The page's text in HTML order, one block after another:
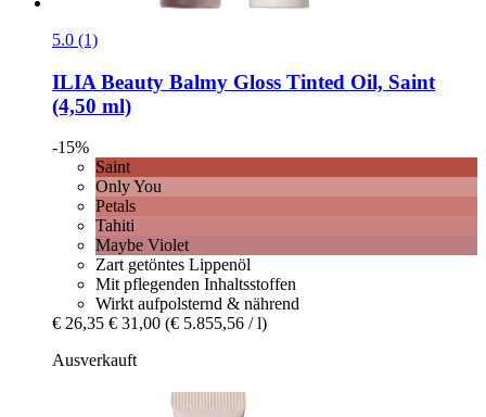
5.0 (1)
ILIA Beauty Balmy Gloss Tinted Oil, Saint
(4,50 ml)
-15%
Saint
Only You
Petals
Tahiti
Maybe Violet
Zart getöntes Lippenöl
Mit pflegenden Inhaltsstoffen
Wirkt aufpolsternd & nährend
€ 26,35 € 31,00 (€ 5.855,56 / l)
Ausverkauft